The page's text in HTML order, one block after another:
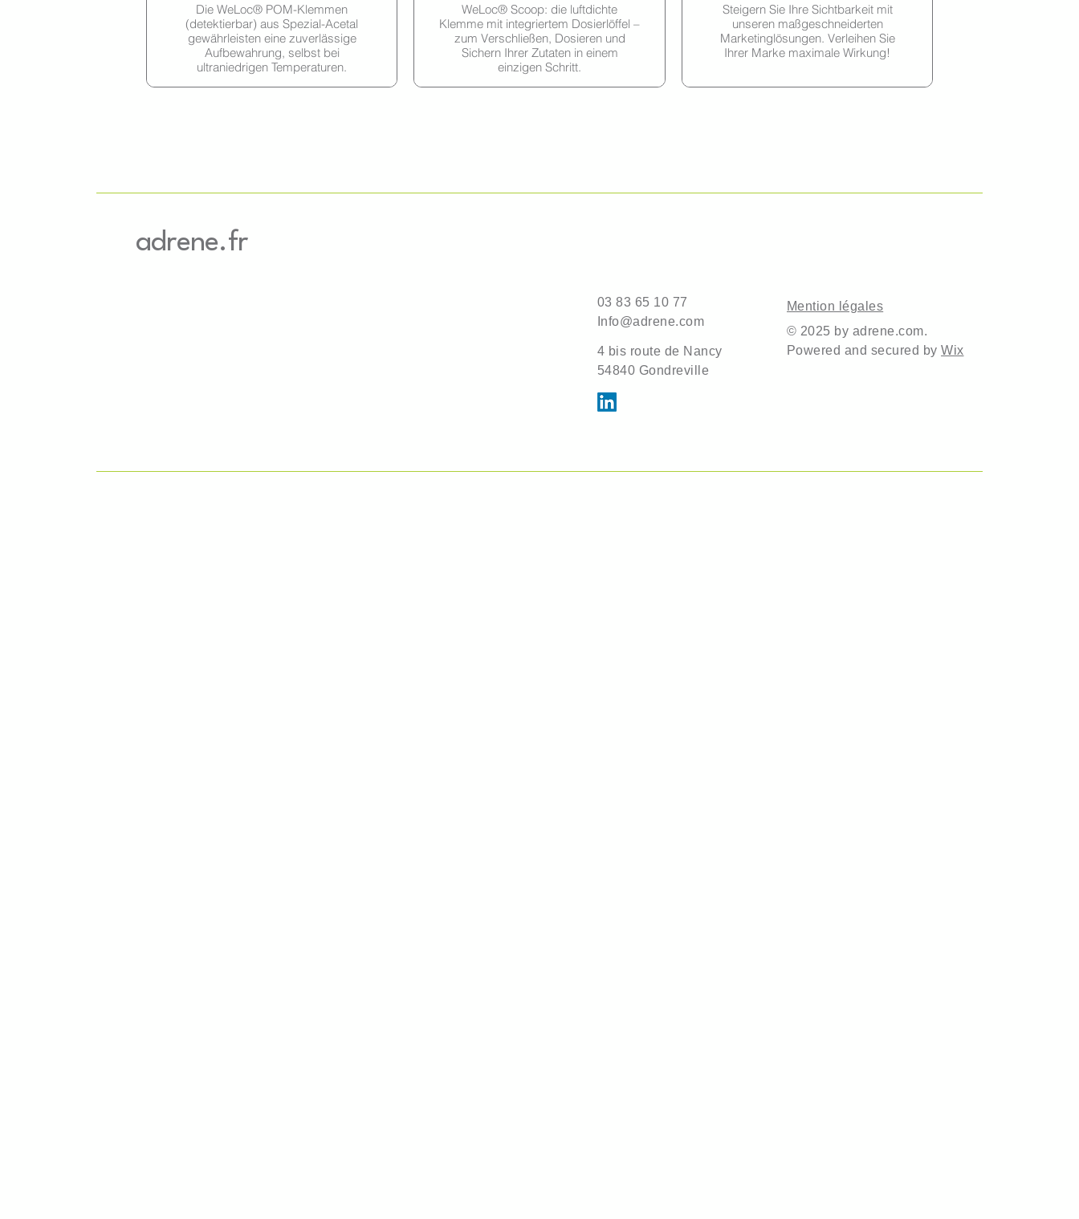
Die WeLoc® POM-Klemmen
(detektierbar) aus Spezial-Acetal
gewährleisten eine zuverlässige
Aufbewahrung, selbst bei
ultraniedrigen Temperaturen.
WeLoc® Scoop: die luftdichte
Klemme mit integriertem Dosierlöffel –
zum Verschließen, Dosieren und
Sichern Ihrer Zutaten in einem
einzigen Schritt.
Steigern Sie Ihre Sichtbarkeit mit
unseren maßgeschneiderten
Marketinglösungen. Verleihen Sie
Ihrer Marke maximale Wirkung!
adrene.fr
03 83 65 10 77
Info@adrene.com
4 bis route de Nancy
54840 Gondreville
Mention légales
© 2025 by adrene.com.
Powered and secured byWix